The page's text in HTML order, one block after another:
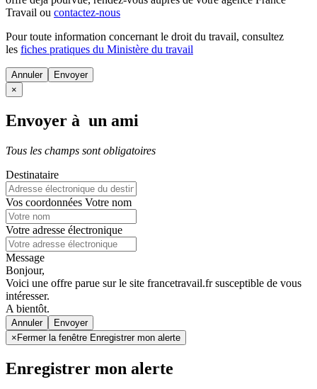
Travail ou contactez-nous
Pour toute information concernant le droit du travail, consultez
les fiches pratiques du Ministère du travail
Annuler
×
Envoyer à un ami
Tous les champs sont obligatoires
Destinataire
Vos coordonnées Votre nom
Votre adresse électronique
Message
Bonjour,
Voici une offre parue sur le site francetravail.fr susceptible de vous
intéresser.
A bientôt.
Annuler
× Fermer la fenêtre Enregistrer mon alerte
Enregistrer mon alerte